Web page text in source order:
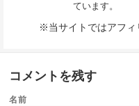
ています。
※当サイトではアフィ
コメントを残す
名前